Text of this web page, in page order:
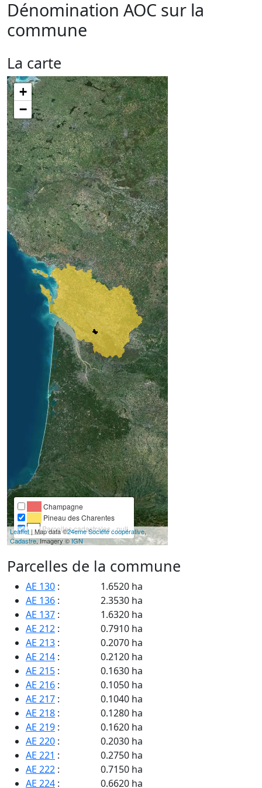
Dénomination AOC sur la
commune
La carte
+
−
Champagne
Pineau des Charentes
Parcelles cadastrales - null
Leaflet | Map data ©24eme Société coopérative,
Cadastre, Imagery ©IGN
Parcelles de la commune
AE 130 :
1.6520 ha
AE 136 :
2.3530 ha
AE 137 :
1.6320 ha
AE 212 :
0.7910 ha
AE 213 :
0.2070 ha
AE 214 :
0.2120 ha
AE 215 :
0.1630 ha
AE 216 :
0.1050 ha
AE 217 :
0.1040 ha
AE 218 :
0.1280 ha
AE 219 :
0.1620 ha
AE 220 :
0.2030 ha
AE 221 :
0.2750 ha
AE 222 :
0.7150 ha
AE 224 : 0.6620 ha